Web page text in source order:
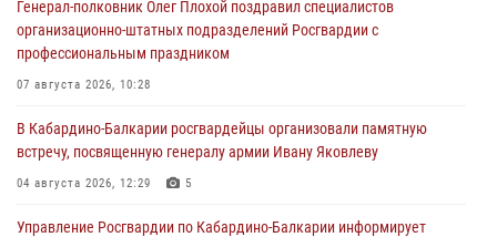
Генерал-полковник Олег Плохой поздравил специалистов
организационно-штатных подразделений Росгвардии с
профессиональным праздником
07 августа 2026, 10:28
В Кабардино-Балкарии росгвардейцы организовали памятную
встречу, посвященную генералу армии Ивану Яковлеву
04 августа 2026, 12:29 5
Управление Росгвардии по Кабардино-Балкарии информирует